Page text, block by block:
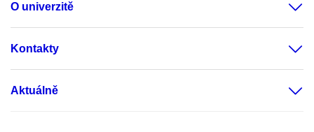
O univerzitě
Kontakty
Aktuálně